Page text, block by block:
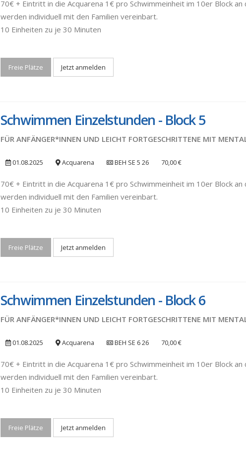
70€ + Eintritt in die Acquarena 1€ pro Schwimmeinheit im 10er Block
werden individuell mit den Familien vereinbart.
10 Einheiten zu je 30 Minuten
Freie Plätze Jetzt anmelden
Schwimmen Einzelstunden - Block 5
FÜR ANFÄNGER*INNEN UND LEICHT FORTGESCHRITTENE MIT
01.08.2025 Acquarena BEH SE 5 26 70,00 €
70€ + Eintritt in die Acquarena 1€ pro Schwimmeinheit im 10er Block
werden individuell mit den Familien vereinbart.
10 Einheiten zu je 30 Minuten
Freie Plätze Jetzt anmelden
Schwimmen Einzelstunden - Block 6
FÜR ANFÄNGER*INNEN UND LEICHT FORTGESCHRITTENE MIT
01.08.2025 Acquarena BEH SE 6 26 70,00 €
70€ + Eintritt in die Acquarena 1€ pro Schwimmeinheit im 10er Block
werden individuell mit den Familien vereinbart.
10 Einheiten zu je 30 Minuten
Freie Plätze Jetzt anmelden